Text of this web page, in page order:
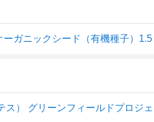
ガニックシード（有機種子）1.5
ス） グリーンフィールドプロジ